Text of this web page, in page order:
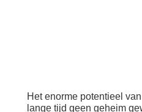
Het enorme potentieel
lange tijd geen geheim